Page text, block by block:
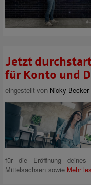
Jetzt
für Konto und
eingestellt von Nicky Becker
für die Eröffnung
Mittelsachsen sowie Mehr